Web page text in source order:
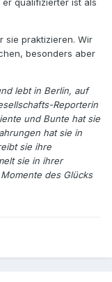
qualifizierter ist als
sie praktizieren. Wir
besonders aber
lebt in Berlin, auf
Reporterin
und Bunte hat sie
hat sie in
sie ihre
sie in ihrer
des Glücks